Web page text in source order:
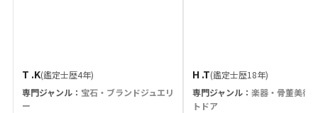
T .K(鑑定士歴4年)
専門ジャンル： 宝石・ブランドジュエリ
ー
H .T(鑑定士歴18年)
専門ジャンル： 楽器・骨董美術
トドア